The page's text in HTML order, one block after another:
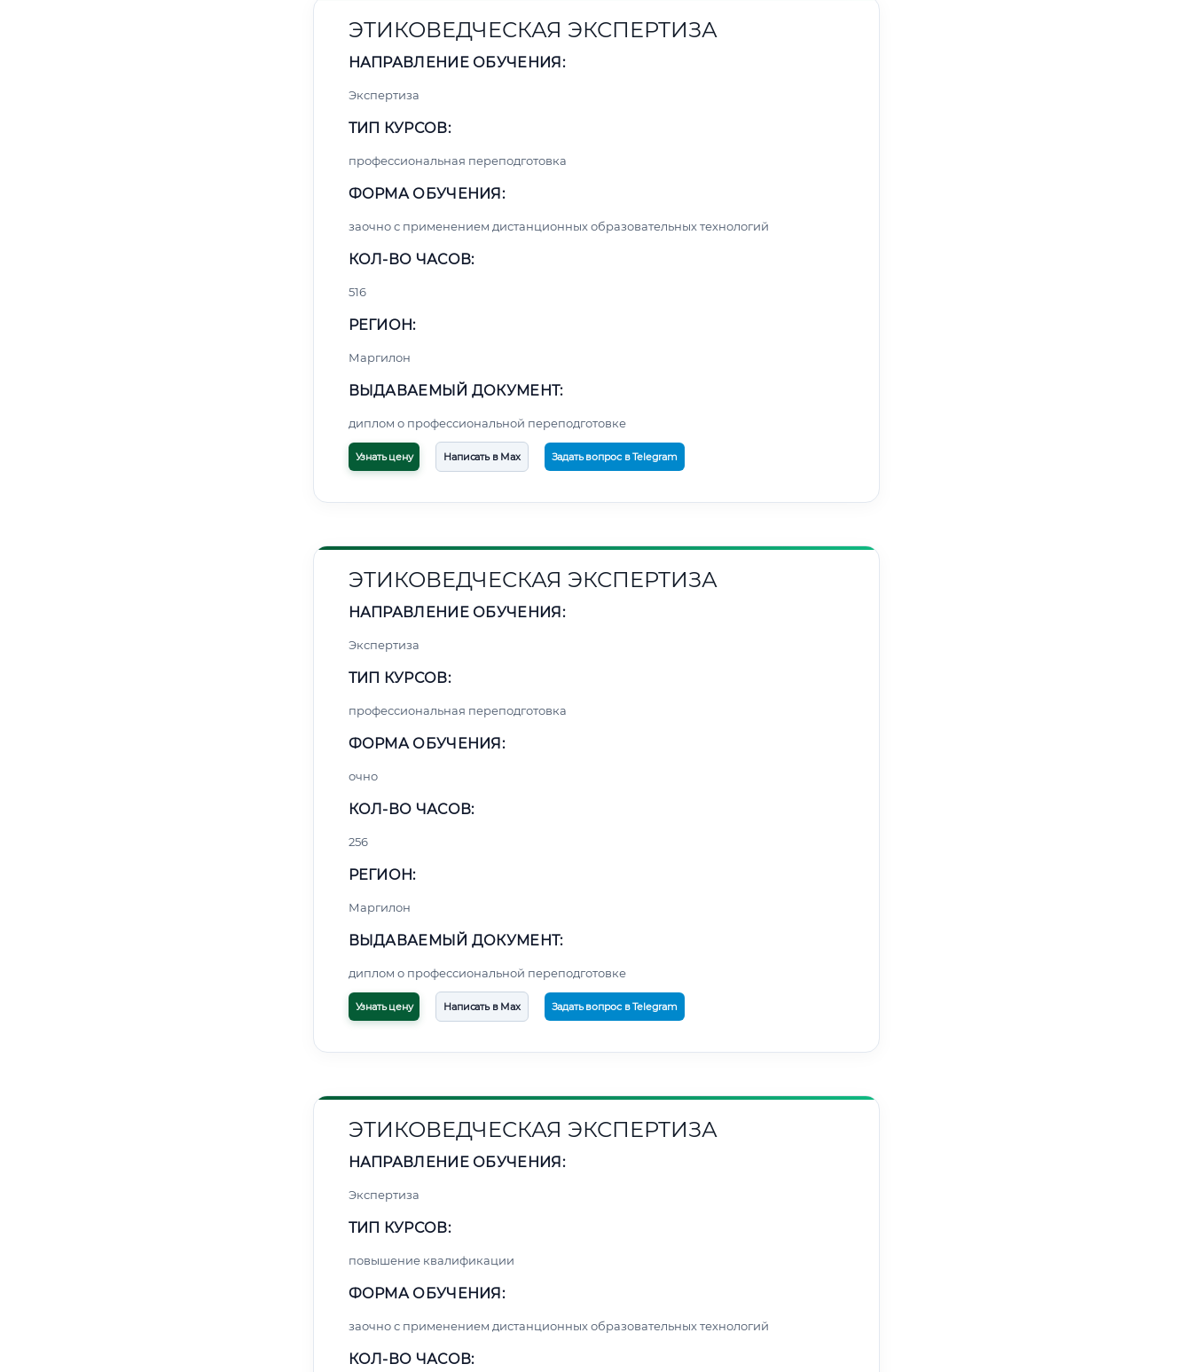
ЭТИКОВЕДЧЕСКАЯ ЭКСПЕРТИЗА
НАПРАВЛЕНИЕ ОБУЧЕНИЯ:
Экспертиза
ТИП КУРСОВ:
профессиональная переподготовка
ФОРМА ОБУЧЕНИЯ:
заочно с применением дистанционных образовательных технологий
КОЛ-ВО ЧАСОВ:
516
РЕГИОН:
Маргилон
ВЫДАВАЕМЫЙ ДОКУМЕНТ:
диплом о профессиональной переподготовке
Узнать цену Написать в Max Задать вопрос в Telegram
ЭТИКОВЕДЧЕСКАЯ ЭКСПЕРТИЗА
НАПРАВЛЕНИЕ ОБУЧЕНИЯ:
Экспертиза
ТИП КУРСОВ:
профессиональная переподготовка
ФОРМА ОБУЧЕНИЯ:
очно
КОЛ-ВО ЧАСОВ:
256
РЕГИОН:
Маргилон
ВЫДАВАЕМЫЙ ДОКУМЕНТ:
диплом о профессиональной переподготовке
Узнать цену Написать в Max Задать вопрос в Telegram
ЭТИКОВЕДЧЕСКАЯ ЭКСПЕРТИЗА
НАПРАВЛЕНИЕ ОБУЧЕНИЯ:
Экспертиза
ТИП КУРСОВ:
повышение квалификации
ФОРМА ОБУЧЕНИЯ:
заочно с применением дистанционных образовательных технологий
КОЛ-ВО ЧАСОВ: